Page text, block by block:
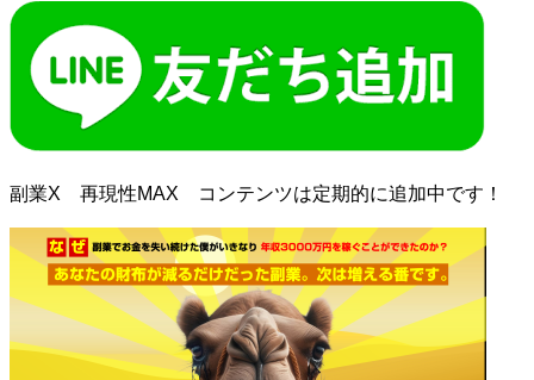
副業X 再現性MAX コンテンツは定期的に追加中です！